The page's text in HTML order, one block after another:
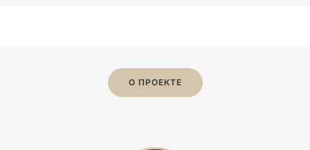
О ПРОЕКТЕ